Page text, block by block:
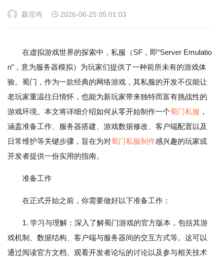
聂滢鸿 2026-06-25 05:01:03
在虚拟游戏世界的探索中，私服（SF，即“Server Emulatio
n”，意为服务器模拟）为玩家们提供了一种前所未有的游戏体
验。蜀门，作为一款经典的网络游戏，其私服的开发不仅能让
老玩家重温往日情怀，也能为新玩家带来独特而富有挑战性的
游戏环境。本文将详细介绍如何从零开始制作一个蜀门私服 ，
涵盖准备工作、服务器搭建、游戏数据修改、客户端配置以及
日常维护等关键步骤，旨在为对蜀门私服制作感兴趣的玩家或
开发者提供一份实用的指南。
准备工作
在正式开始之前，你需要做好以下准备工作：
1. 学习与理解：深入了解蜀门游戏的官方版本，包括其游
戏机制、数据结构、客户端与服务器间的交互方式等。这可以
通过阅读官方文档、观看开发者论坛的讨论以及参与相关技术